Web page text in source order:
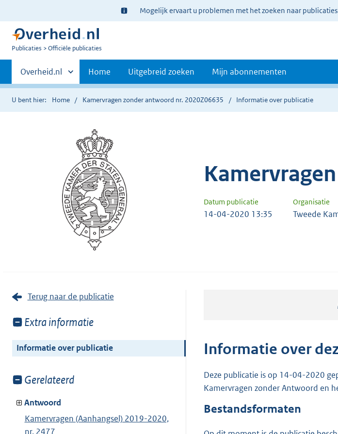
Ter
informatie:
Mogelijk ervaart u problemen met het zoeken naar
U
Publicaties Officiële publicaties
Primaire
navigatie
Andere
sites
binnen
Overheid.nl Home Uitgebreid zoeken Mijn abonnementen
U bent hier: Home Kamervragen zonder antwoord nr. 2020Z06635 Informatie over publicatie
Datum publicatie Organisatie
14-04-2020 13:35 Tweede
Terug naar de publicatie
Toon
van:
Extra informatie
Informatie over publicatie
Toon
van:
Gerelateerd
Antwoord
Kamervragen (Aanhangsel) 2019-2020,
nr. 2477
Informatie over
Deze publicatie is op 14-04-2020
Kamervragen zonder Antwoord en
Bestandsformaten